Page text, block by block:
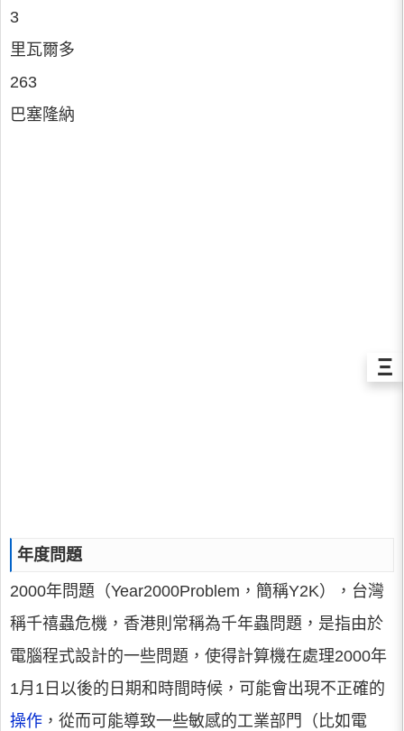
3
里瓦爾多
263
巴塞隆納
年度問題
2000年問題（Year2000Problem，簡稱Y2K），台灣
稱千禧蟲危機，香港則常稱為千年蟲問題，是指由於
電腦程式設計的一些問題，使得計算機在處理2000年
1月1日以後的日期和時間時候，可能會出現不正確的
操作 ，從而可能導致一些敏感的工業部門（比如電
Ξ